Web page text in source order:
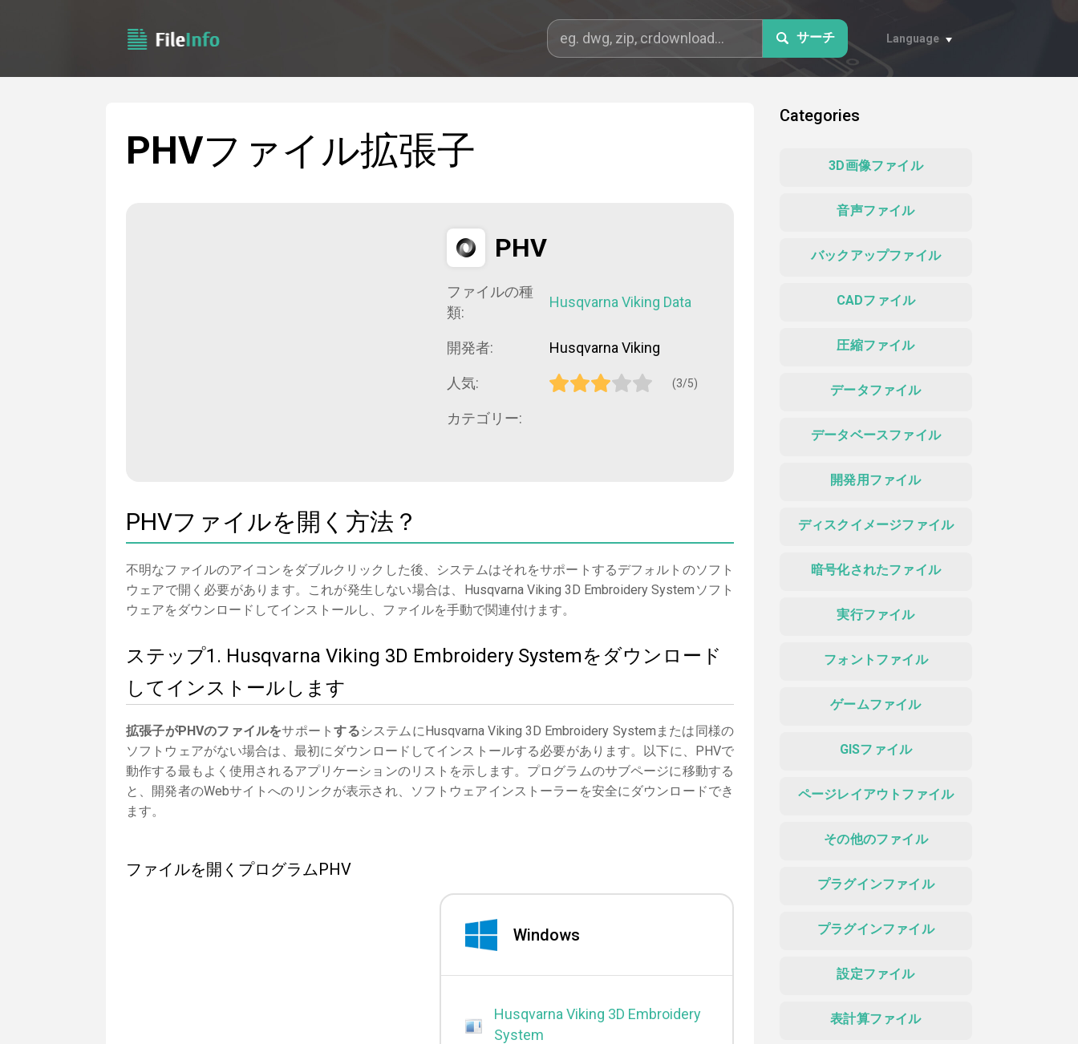
サーチ Language
PHVファイル拡張子
PHV
ファイルの種
類:
Husqvarna Viking Data
開発者: Husqvarna Viking
人気: (3/5)
カテゴリー:
PHVファイルを開く方法？
不明なファイルのアイコンをダブルクリックした後、システムはそれをサポートするデフォルトのソフト
ウェアで開く必要があります。これが発生しない場合は、Husqvarna Viking 3D Embroidery Systemソフト
ウェアをダウンロードしてインストールし、ファイルを手動で関連付けます。
ステップ1. Husqvarna Viking 3D Embroidery Systemをダウンロード
してインストールします
拡張子がPHVのファイルをサポートするシステムにHusqvarna Viking 3D Embroidery Systemまたは同様の
ソフトウェアがない場合は、最初にダウンロードしてインストールする必要があります。以下に、PHVで
動作する最もよく使用されるアプリケーションのリストを示します。プログラムのサブページに移動する
と、開発者のWebサイトへのリンクが表示され、ソフトウェアインストーラーを安全にダウンロードでき
ます。
ファイルを開くプログラムPHV
Windows
Husqvarna Viking 3D Embroidery
System
Categories
3D画像ファイル
音声ファイル
バックアップファイル
CADファイル
圧縮ファイル
データファイル
データベースファイル
開発用ファイル
ディスクイメージファイル
暗号化されたファイル
実行ファイル
フォントファイル
ゲームファイル
GISファイル
ページレイアウトファイル
その他のファイル
プラグインファイル
プラグインファイル
設定ファイル
表計算ファイル